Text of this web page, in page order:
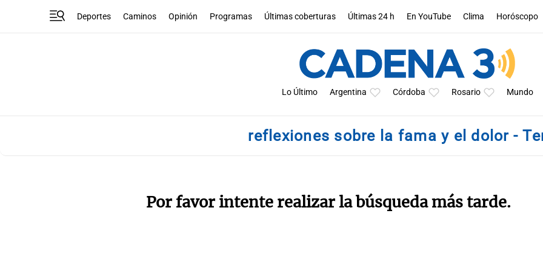
Deportes Caminos Opinión Programas Últimas coberturas Últimas 24 h En YouTube Clima Horóscopo
Lo Último Argentina Córdoba Rosario Mundo
reflexiones sobre la fama y el dolor -
Por favor intente realizar la búsqueda más tarde.